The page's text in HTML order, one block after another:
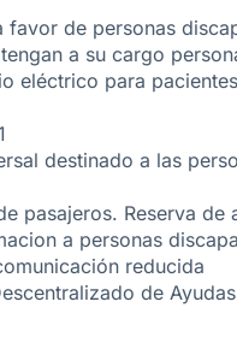
de personas
a su cargo
eléctrico para
destinado a las
pasajeros. Reserva de
a personas
reducida
de